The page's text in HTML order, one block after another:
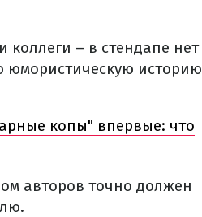
коллеги – в стендапе нет
юмористическую историю
копы" впервые: что
авторов точно должен